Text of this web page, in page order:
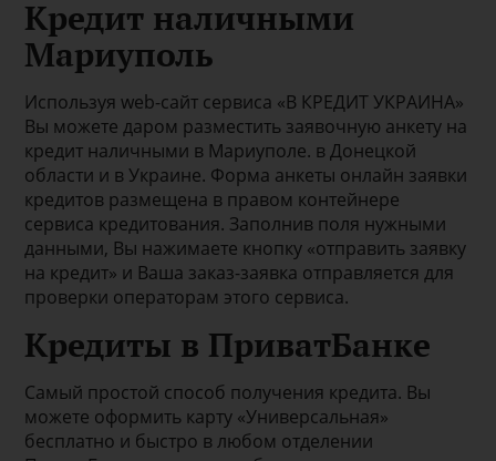
Кредит наличными
Мариуполь
Используя web-сайт сервиса «В КРЕДИТ УКРАИНА»
Вы можете даром разместить заявочную анкету на
кредит наличными в Мариуполе. в Донецкой
области и в Украине. Форма анкеты онлайн заявки
кредитов размещена в правом контейнере
сервиса кредитования. Заполнив поля нужными
данными, Вы нажимаете кнопку «отправить заявку
на кредит» и Ваша заказ-заявка отправляется для
проверки операторам этого сервиса.
Кредиты в ПриватБанке
Самый простой способ получения кредита. Вы
можете оформить карту «Универсальная»
бесплатно и быстро в любом отделении